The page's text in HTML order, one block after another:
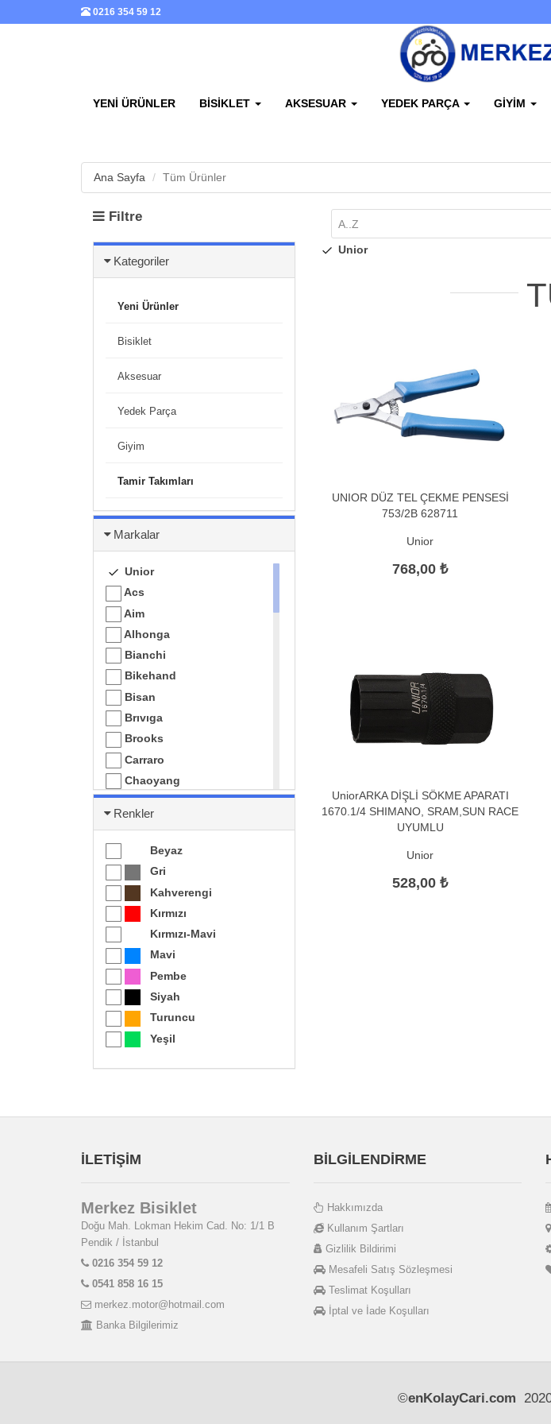
0216 354 59 12
YENI ÜRÜNLER BISIKLET AKSESUAR YEDEK PARÇA GIYIM
Ana Sayfa Tüm Ürünler
Filtre A..Z
Kategoriler
Yeni Ürünler
Bisiklet
Aksesuar
Yedek Parça
Giyim
Tamir Takımları
Markalar
Unior
Acs
Aim
Alhonga
Bianchi
Bikehand
Bisan
Brıvıga
Brooks
Carraro
Chaoyang
Cst
Dahon
ECHOWELL
Epic
Fonte
Herrmans
Htb
Huashun
Impac
İnfini
Kmc
Kron
Mitas
OEM
Plus
Polısport
Race One
Royal
Rubena
Renkler
Beyaz
Gri
Kahverengi
Kırmızı
Kırmızı-Mavi
Mavi
Pembe
Siyah
Turuncu
Yeşil
Unior
UNIOR DÜZ TEL ÇEKME PENSESİ
753/2B 628711
Unior
768,00 ₺
UniorARKA DİŞLİ SÖKME APARATI
1670.1/4 SHIMANO, SRAM,SUN RACE
UYUMLU
Unior
528,00 ₺
İLETİŞİM
Merkez Bisiklet
Doğu Mah. Lokman Hekim Cad. No: 1/1 B
Pendik / İstanbul
0216 354 59 12
0541 858 16 15
merkez.motor@hotmail.com
Banka Bilgilerimiz
BİLGİLENDİRME
Hakkımızda
Kullanım Şartları
Gizlilik Bildirimi
Mesafeli Satış Sözleşmesi
Teslimat Koşulları
İptal ve İade Koşulları
©enKolayCari.com